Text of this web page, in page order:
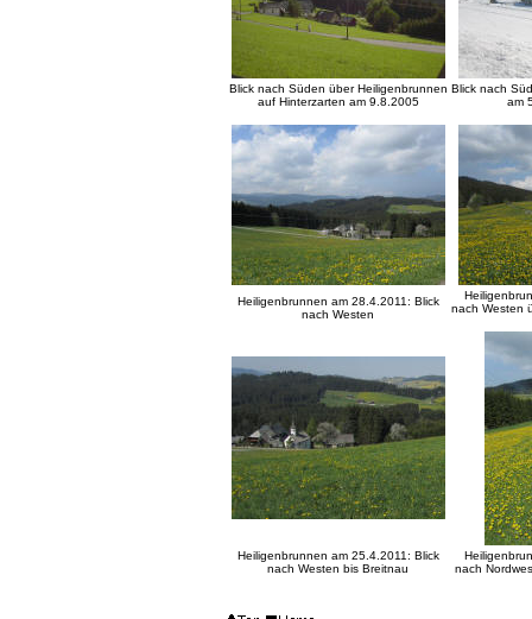
Blick nach Süden über Heiligenbrunnen
auf Hinterzarten am 9.8.2005
Blick nach
am
Heiligenbrunnen am 28.4.2011: Blick
nach Westen
nach Westen
Heiligenbrunnen am 25.4.2011: Blick
nach Westen bis Breitnau
nach